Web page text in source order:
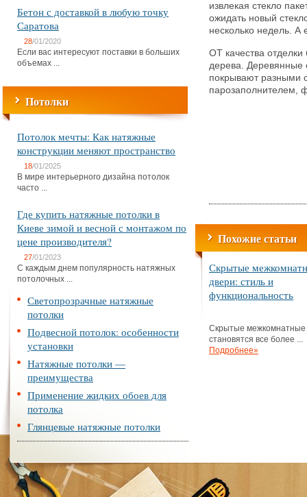
Бетон с доставкой в любую точку
Саратова
28/01/2020
Если вас интересуют поставки в больших
объемах ...
Потолки
Потолок мечты: Как натяжные
конструкции меняют пространство
18/01/2025
В мире интерьерного дизайна потолок
часто ...
Где купить натяжные потолки в
Киеве зимой и весной с монтажом по
цене производителя?
27/01/2023
С каждым днем популярность натяжных
потолочных ...
Светопрозрачные натяжные
потолки
Подвесной потолок: особенности
установки
Натяжные потолки —
преимущества
Применение жидких обоев для
потолка
Глянцевые натяжные потолки
извлекая стекло
ожидать новый
несколько недель. А
ОТ качества отделки
дерева. Деревянные
покрывают разными
парозаполнителем,
Похожие статьи
Скрытые
двери: стиль и
функциональность
Скрытые межкомнатные
становятся все более ...
Подробнее»